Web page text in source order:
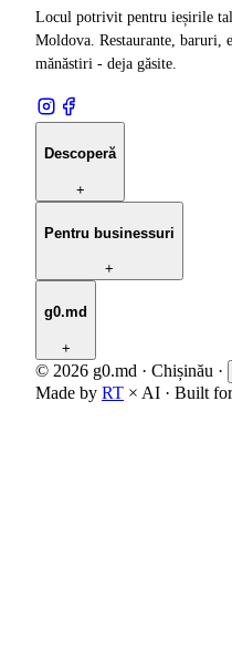
Locul potrivit pentru ieșirile
Moldova. Restaurante, baruri,
mănăstiri - deja găsite.
Descoperă
+
Pentru businessuri
+
g0.md
+
© 2026 g0.md · Chișinău ·
Made by RT × AI · Built